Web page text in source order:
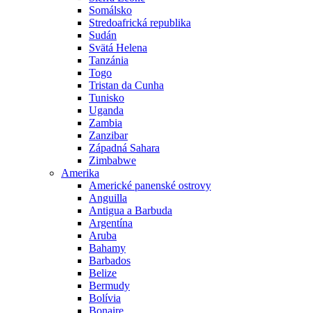
Somálsko
Stredoafrická republika
Sudán
Svätá Helena
Tanzánia
Togo
Tristan da Cunha
Tunisko
Uganda
Zambia
Zanzibar
Západná Sahara
Zimbabwe
Amerika
Americké panenské ostrovy
Anguilla
Antigua a Barbuda
Argentína
Aruba
Bahamy
Barbados
Belize
Bermudy
Bolívia
Bonaire